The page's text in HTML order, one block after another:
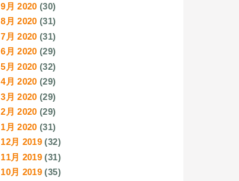
9月 2020 (30)
8月 2020 (31)
7月 2020 (31)
6月 2020 (29)
5月 2020 (32)
4月 2020 (29)
3月 2020 (29)
2月 2020 (29)
1月 2020 (31)
12月 2019 (32)
11月 2019 (31)
10月 2019 (35)